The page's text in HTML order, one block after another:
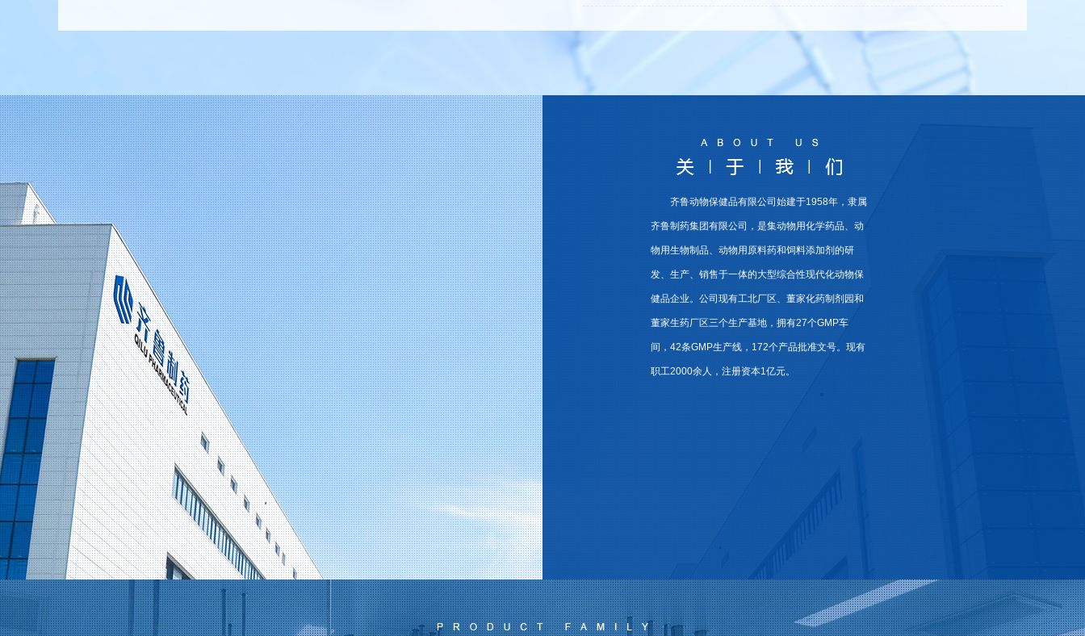
齐鲁动物保健品有限公司始建于1958年，隶属
齐鲁制药集团有限公司，是集动物用化学药品、动
物用生物制品、动物用原料药和饲料添加剂的研
发、生产、销售于一体的大型综合性现代化动物保
健品企业。公司现有工北厂区、董家化药制剂园和
董家生药厂区三个生产基地，拥有27个GMP车
间，42条GMP生产线，172个产品批准文号。现有
职工2000余人，注册资本1亿元。